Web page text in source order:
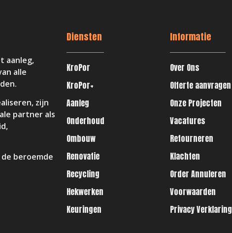
aanleg,
alle
zijn
partner als
beroemde
Diensten
KroPor
KroPor+
Aanleg
Onderhoud
Ombouw
Renovatie
Recycling
Hekwerken
Keuringen
Informatie
Over Ons
Offerte aanvragen
Onze Projecten
Vacatures
Retourneren
Klachten
Order Annuleren
Voorwaarden
Privacy Verklaring